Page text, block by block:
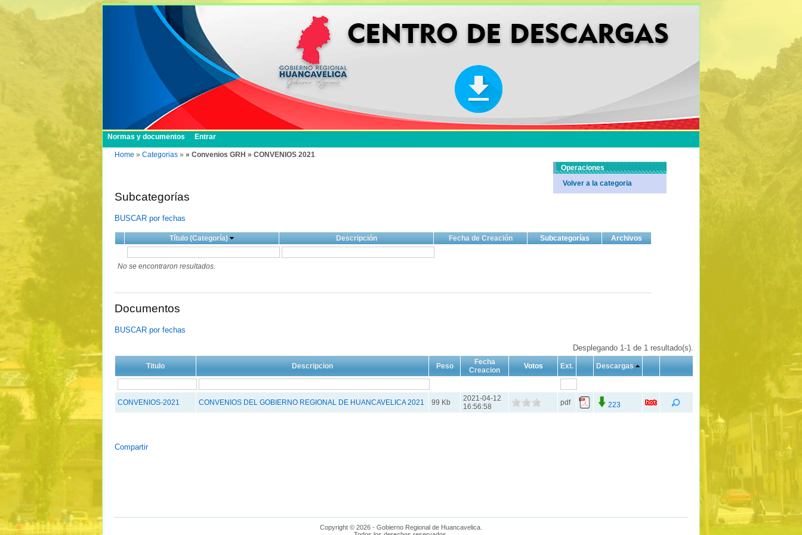
Normas y documentos Entrar
Home » Categorias » » Convenios GRH » CONVENIOS 2021
Subcategorías
BUSCAR por fechas
Título (Categoría) Descripción Fecha de Creación Subcategorías Archivos
No se encontraron resultados.
Documentos
BUSCAR por fechas
Desplegando 1-1 de 1 resultado(s).
Titulo Descripcion Peso
Fecha
Creacion
Votos Ext. Descargas
CONVENIOS-2021 CONVENIOS DEL GOBIERNO REGIONAL DE HUANCAVELICA 2021 99 Kb
2021-04-12
16:56:58
pdf 223
Compartir
Operaciones
Volver a la categoria
Copyright © 2026 - Gobierno Regional de Huancavelica.